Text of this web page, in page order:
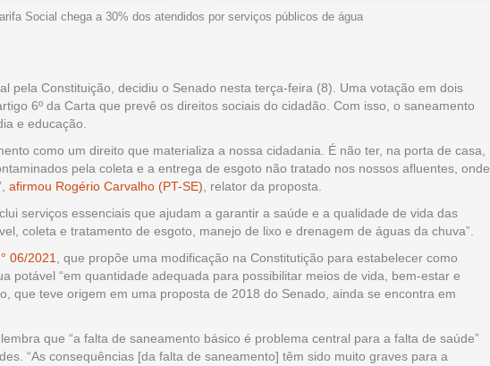
Social chega a 30% dos atendidos por serviços públicos de água
pela Constituição, decidiu o Senado nesta terça-feira (8). Uma votação em dois
6º da Carta que prevê os direitos sociais do cidadão. Com isso, o saneamento
e educação.
como um direito que materializa a nossa cidadania. É não ter, na porta de casa,
pela coleta e a entrega de esgoto não tratado nos nossos afluentes, onde
afirmou Rogério Carvalho (PT-SE), relator da proposta.
serviços essenciais que ajudam a garantir a saúde e a qualidade de vida das
coleta e tratamento de esgoto, manejo de lixo e drenagem de águas da chuva”.
06/2021, que propõe uma modificação na Constitutição para estabelecer como
potável “em quantidade adequada para possibilitar meios de vida, bem-estar e
que teve origem em uma proposta de 2018 do Senado, ainda se encontra em
que “a falta de saneamento básico é problema central para a falta de saúde”
“As consequências [da falta de saneamento] têm sido muito graves para a